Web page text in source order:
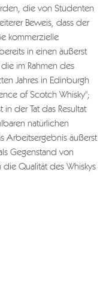
die von Studenten
Beweis, dass der
kommerzielle
in einen äußerst
im Rahmen des
Jahres in Edinburgh
of Scotch Whisky";
der Tat das Resultat
natürlichen
Arbeitsergebnis äußerst
Gegenstand von
Qualität des Whiskys